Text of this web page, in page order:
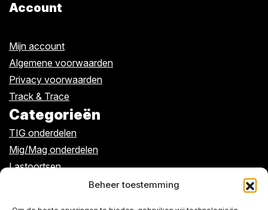
Beheer toestemming
Account
Mijn account
Algemene voorwaarden
Privacy voorwaarden
Track & Trace
Categorieën
TIG onderdelen
Mig/Mag onderdelen
Lastoortsen